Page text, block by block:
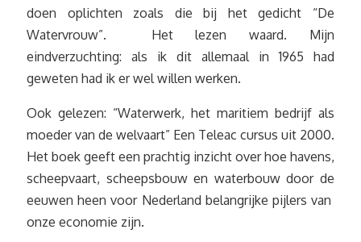
doen oplichten zoals die bij het gedicht “De
Watervrouw”. Het lezen waard. Mijn
eindverzuchting: als ik dit allemaal in 1965 had
geweten had ik er wel willen werken.
Ook gelezen: “Waterwerk, het maritiem bedrijf als
moeder van de welvaart” Een Teleac cursus uit 2000.
Het boek geeft een prachtig inzicht over hoe havens,
scheepvaart, scheepsbouw en waterbouw door de
eeuwen heen voor Nederland belangrijke pijlers van
onze economie zijn.